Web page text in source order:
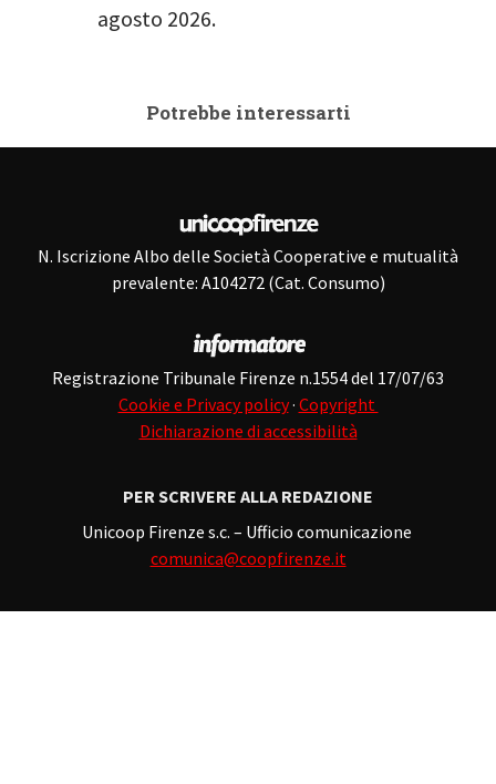
agosto 2026.
Potrebbe interessarti
N. Iscrizione Albo delle Società Cooperative e mutualità
prevalente: A104272 (Cat. Consumo)
Registrazione Tribunale Firenze n.1554 del 17/07/63
Cookie e Privacy policy· Copyright
Dichiarazione di accessibilità
PER SCRIVERE ALLA REDAZIONE
Unicoop Firenze s.c. – Ufficio comunicazione
comunica@coopfirenze.it